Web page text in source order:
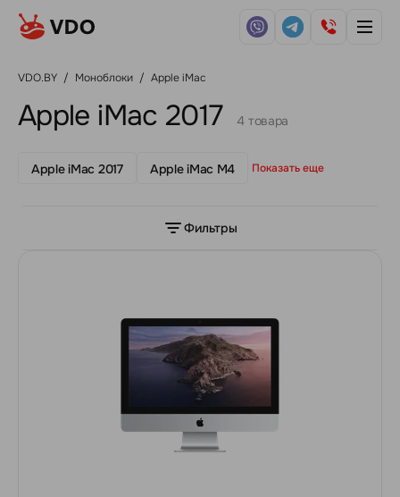
VDO.BY / Моноблоки / Apple iMac
Apple iMac 2017 4 товара
Apple iMac 2017 Apple iMac M4 Показать еще
Фильтры